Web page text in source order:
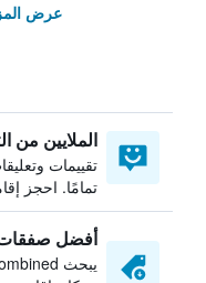
عرض
الملايين من
تقييمات
تمامًا. احجز
أفضل صفقات